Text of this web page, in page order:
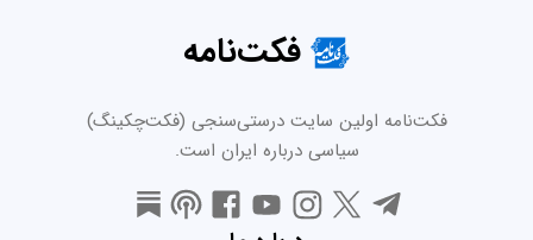
فکت‌نامه
فکت‌نامه اولین سایت درستی‌سنجی (فکت‌چکینگ)
سیاسی درباره ایران است.